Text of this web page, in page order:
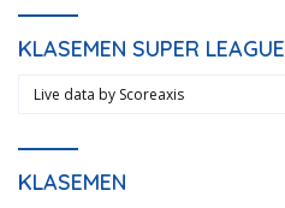
KLASEMEN SUPER LEAGUE
Live data by Scoreaxis
KLASEMEN